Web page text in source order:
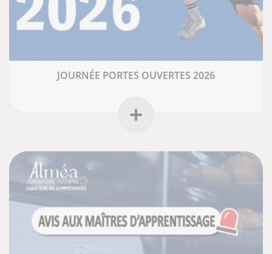
JOURNÉE PORTES OUVERTES 2026